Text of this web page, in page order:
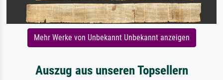
Mehr Werke von Unbekannt Unbekannt anzeigen
Auszug aus unseren Topsellern